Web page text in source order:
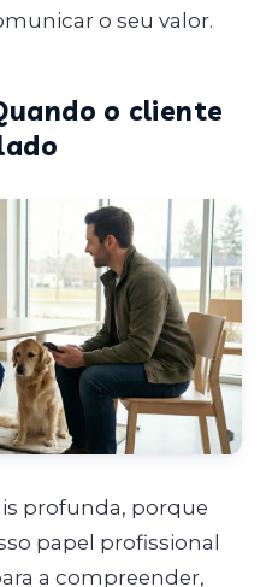
o seu valor.
o cliente
profunda, porque
papel profissional
a compreender,